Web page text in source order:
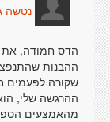
נטשה
הדס חמודה,
ההבנות
שקורה לפעמים
ההרגשה שלי,
מהאמצעים